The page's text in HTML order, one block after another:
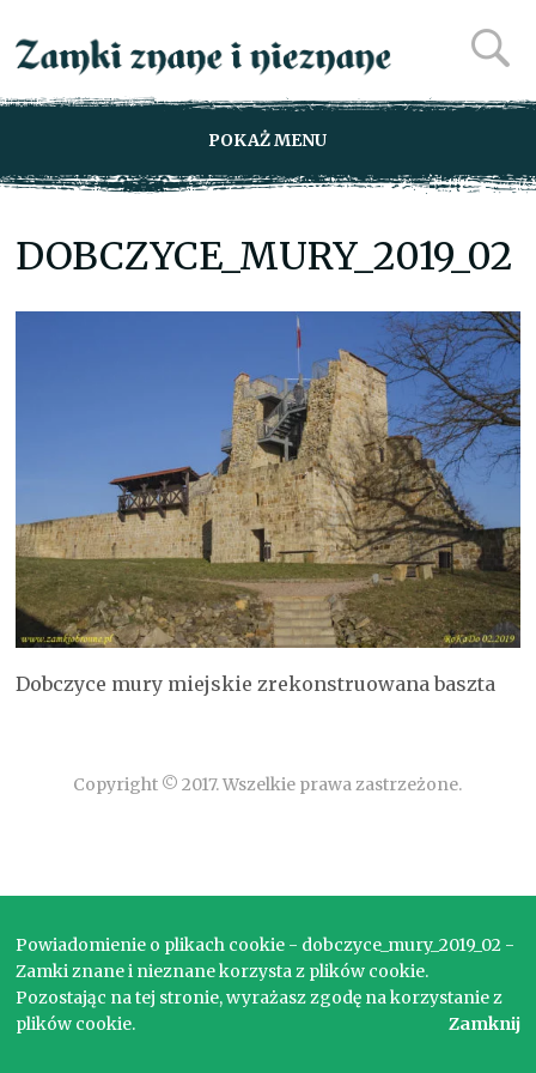
POKAŻ MENU
DOBCZYCE_MURY_2019_02
Dobczyce mury miejskie zrekonstruowana baszta
Copyright © 2017. Wszelkie prawa zastrzeżone.
Powiadomienie o plikach cookie - dobczyce_mury_2019_02 -
Zamki znane i nieznane korzysta z plików cookie.
Pozostając na tej stronie, wyrażasz zgodę na korzystanie z
plików cookie.
Zamknij